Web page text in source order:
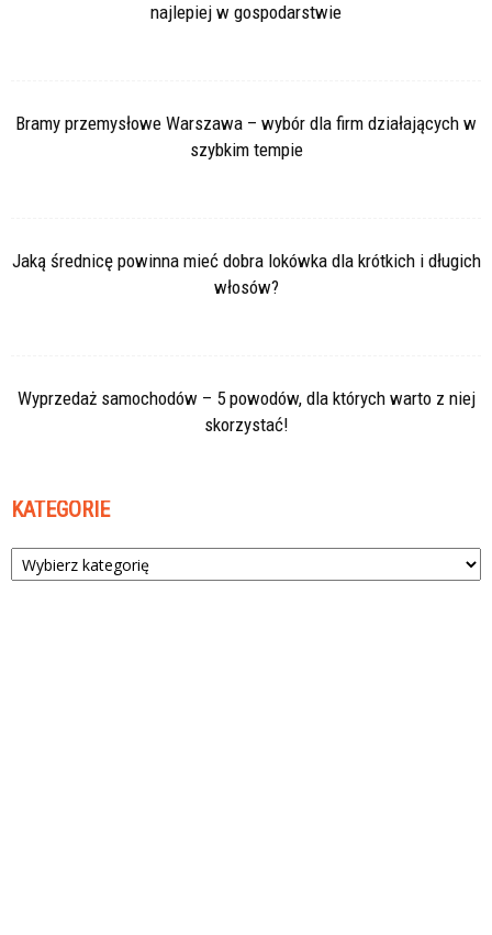
najlepiej w gospodarstwie
Bramy przemysłowe Warszawa – wybór dla firm działających w
szybkim tempie
Jaką średnicę powinna mieć dobra lokówka dla krótkich i długich
włosów?
Wyprzedaż samochodów – 5 powodów, dla których warto z niej
skorzystać!
KATEGORIE
Kategorie